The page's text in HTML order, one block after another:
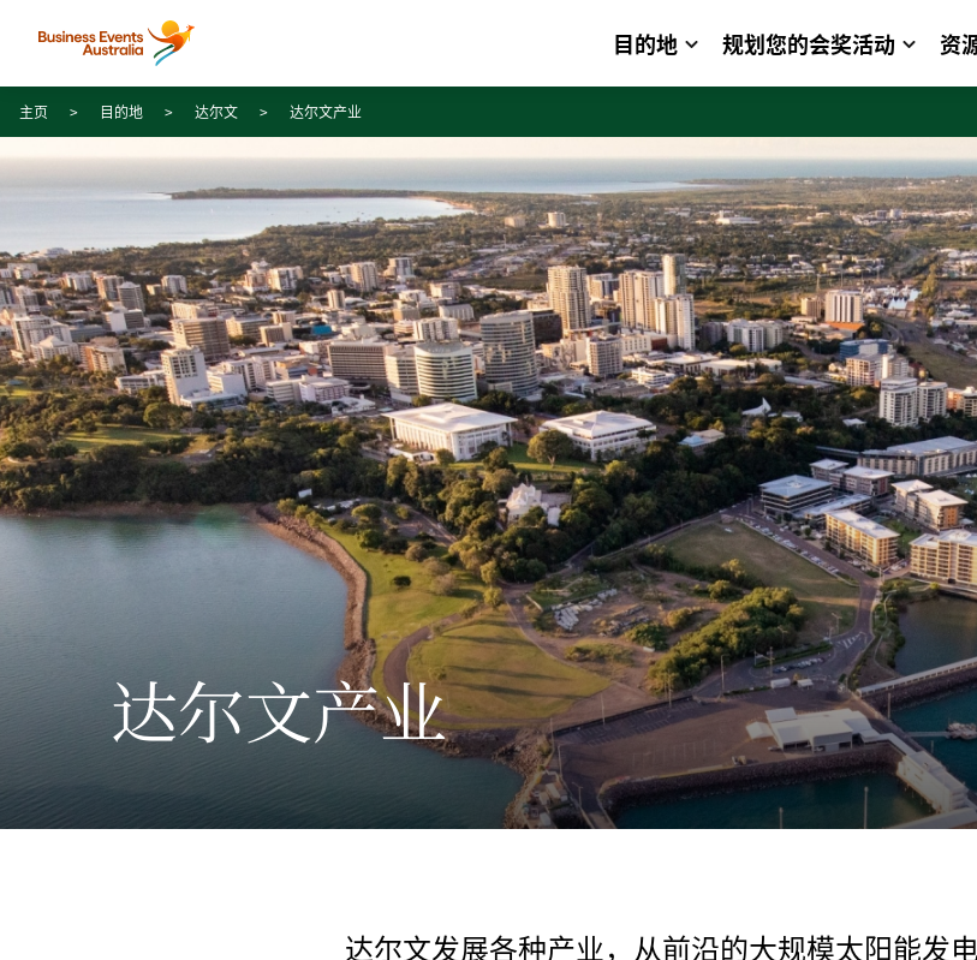
Skip to content
Skip to footer navigation
目的地 规划您的会奖活动 资
主页 目的地 达尔文 达尔文产业
达尔文产业
达尔文发展各种产业，从前沿的大规模太阳能发